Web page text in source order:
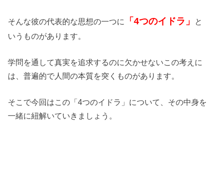
そんな彼の代表的な思想の一つに 「4つのイドラ」
と
いうものがあります。
学問を通して真実を追求するのに欠かせないこの考えに
は、普遍的で人間の本質を突くものがあります。
そこで今回はこの「4つのイドラ」について、その中身を
一緒に紐解いていきましょう。